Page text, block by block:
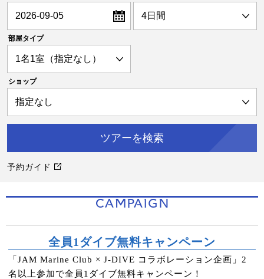
2026-09-05
部屋タイプ
ショップ
予約ガイド
CAMPAIGN
全員1ダイブ無料キャンペーン
「JAM Marine Club × J-DIVE コラボレーション企画」2
名以上参加で全員1ダイブ無料キャンペーン！